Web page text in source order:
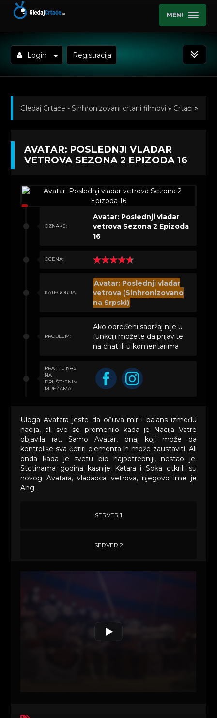
MENI
Login Registracija
Gledaj Crtaće - Sinhronizovani crtani filmovi » Crtaći »
Srpski)»Kratkometrazni crtani filmovi» Avatar:
AVATAR: POSLEDNJI VLADAR
VETROVA SEZONA 2 EPIZODA 16
OZNAKE:
Avatar: Poslednji vladar
vetrova Sezona 2 Epizoda
16
OCENA:
KATEGORIJA:
Avatar: Poslednji vladar
vetrova (Sinhronizovano
na Srpski)
PROBLEM:
Ako određeni sadržaj nije u
funkciji možete da prijavite
na chat ili u komentarima
PRATITE NAS
NA
DRUŠTVENIM
MREŽAMA
Uloga Avatara jeste da očuva mir i balans između
nacija, ali sve se promenilo kada je Nacija Vatre
objavila rat. Samo Avatar, onaj koji može da
kontroliše sva četiri elementa ih može zaustaviti. Ali
onda kada je svetu bio najpotrebniji, nestao je.
Stotinama godina kasnije Katara i Soka otkrili su
novog Avatara, vladaoca vetrova, njegovo ime je
Ang.
SERVER 1
SERVER 2